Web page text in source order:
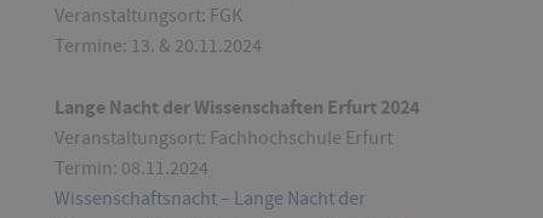
Veranstaltungsort: FGK
Termine: 13. & 20.11.2024
Lange Nacht der Wissenschaften Erfurt 2024
Veranstaltungsort: Fachhochschule Erfurt
Termin: 08.11.2024
Wissenschaftsnacht – Lange Nacht der